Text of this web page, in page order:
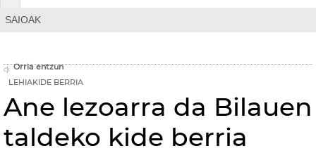
SAIOAK
Orria entzun
LEHIAKIDE BERRIA
Ane lezoarra da Bilauen
taldeko kide berria